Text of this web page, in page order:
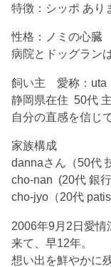
特徴：シッポ あり
性格：ノミの心臓
病院とドッグラン
飼い主 愛称：uta
静岡県在住 50代
自分の直感を信じ
家族構成
dannaさん（50代
cho-nan (20代 銀行
cho-jyo（20代
2006年9月2日愛情
来て、早12年。
想い出を鮮やかに